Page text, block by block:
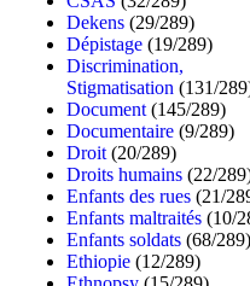
Dekens (29/289)
Dépistage (19/289)
Discrimination,
Stigmatisation (131/
Document (145/289)
Documentaire (9/289)
Droit (20/289)
Droits humains (22/
Enfants des rues (21/
Enfants maltraités (10/
Enfants soldats (68/289)
Ethiopie (12/289)